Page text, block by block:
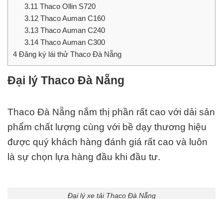
3.11 Thaco Ollin S720
3.12Thaco Auman C160
3.13Thaco Auman C240
3.14Thaco Auman C300
4 Đăng ký lái thử Thaco Đà Nẵng
Đại lý Thaco Đà Nẵng
Thaco Đà Nẵng nắm thị phần rất cao với dải sản
phẩm chất lượng cùng với bề dạy thương hiệu
được quý khách hàng đánh giá rất cao và luôn
là sự chọn lựa hàng đầu khi đầu tư.
Đại lý xe tải Thaco Đà Nẵng